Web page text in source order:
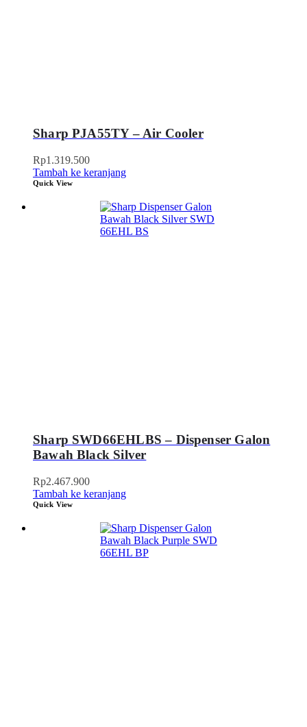
Sharp PJA55TY – Air Cooler
Rp1.319.500
Tambah ke keranjang
Quick View
Sharp SWD66EHLBS – Dispenser Galon
Bawah Black Silver
Rp2.467.900
Tambah ke keranjang
Quick View